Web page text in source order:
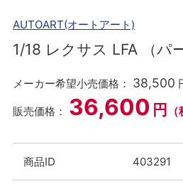
AUTOART(オートアート)
1/18 レクサス LFA （パ
メーカー希望小売価格： 38,500
販売価格： 36,600 円
商品ID 403291